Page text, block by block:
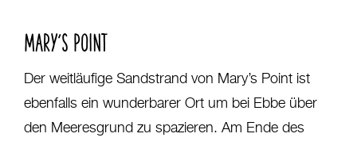
MARY’S POINT
Der weitläufige Sandstrand von Mary’s Point ist
ebenfalls ein wunderbarer Ort um bei Ebbe über
den Meeresgrund zu spazieren. Am Ende des